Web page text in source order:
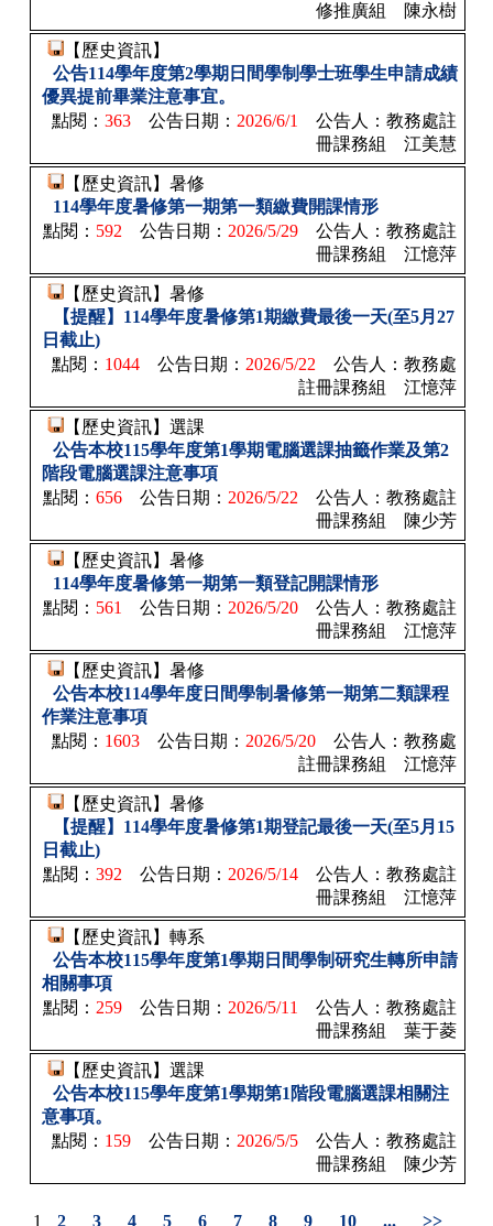
修推廣組 陳永樹
【歷史資訊】
公告114學年度第2學期日間學制學士班學生申請成績
優異提前畢業注意事宜。
點閱： 363 公告日期： 2026/6/1 公告人： 教務處註
冊課務組 江美慧
【歷史資訊】暑修
114學年度暑修第一期第一類繳費開課情形
點閱： 592 公告日期： 2026/5/29 公告人： 教務處註
冊課務組 江憶萍
【歷史資訊】暑修
【提醒】114學年度暑修第1期繳費最後一天(至5月27
日截止)
點閱： 1044 公告日期： 2026/5/22 公告人： 教務處
註冊課務組 江憶萍
【歷史資訊】選課
公告本校115學年度第1學期電腦選課抽籤作業及第2
階段電腦選課注意事項
點閱： 656 公告日期： 2026/5/22 公告人： 教務處註
冊課務組 陳少芳
【歷史資訊】暑修
114學年度暑修第一期第一類登記開課情形
點閱： 561 公告日期： 2026/5/20 公告人： 教務處註
冊課務組 江憶萍
【歷史資訊】暑修
公告本校114學年度日間學制暑修第一期第二類課程
作業注意事項
點閱： 1603 公告日期： 2026/5/20 公告人： 教務處
註冊課務組 江憶萍
【歷史資訊】暑修
【提醒】114學年度暑修第1期登記最後一天(至5月15
日截止)
點閱： 392 公告日期： 2026/5/14 公告人： 教務處註
冊課務組 江憶萍
【歷史資訊】轉系
公告本校115學年度第1學期日間學制研究生轉所申請
相關事項
點閱： 259 公告日期： 2026/5/11 公告人： 教務處註
冊課務組 葉于菱
【歷史資訊】選課
公告本校115學年度第1學期第1階段電腦選課相關注
意事項。
點閱： 159 公告日期： 2026/5/5 公告人： 教務處註
冊課務組 陳少芳
1 2 3 4 5 6 7 8 9 10 ... >>